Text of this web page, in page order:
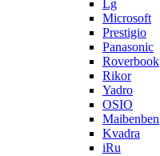
Lg
Microsoft
Prestigio
Panasonic
Roverbook
Rikor
Yadro
OSIO
Maibenben
Kvadra
iRu